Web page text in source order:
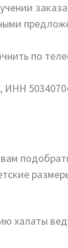
заказа
по
ИНН
халаты